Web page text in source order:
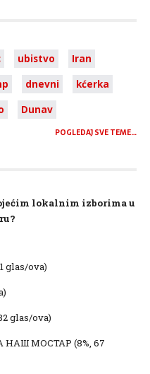
ubistvo
Iran
dnevni
kćerka
Dunav
POGLEDAJ SVE TEME…
lokalnim izborima u
glas/ova)
glas/ova)
НАШ МОСТАР (8%, 67